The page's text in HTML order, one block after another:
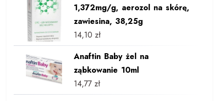
1,372mg/g, aerozol na skórę,
zawiesina, 38,25g
14,10 zł
Anaftin Baby żel na
ząbkowanie 10ml
14,77 zł